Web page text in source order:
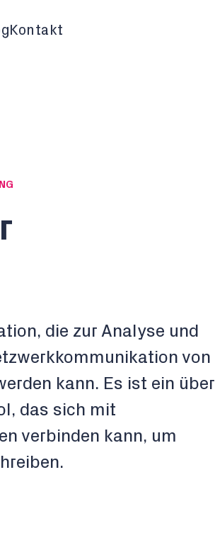
Kontakt
die zur Analyse und
von
kann. Es ist ein über
das sich mit
verbinden kann, um